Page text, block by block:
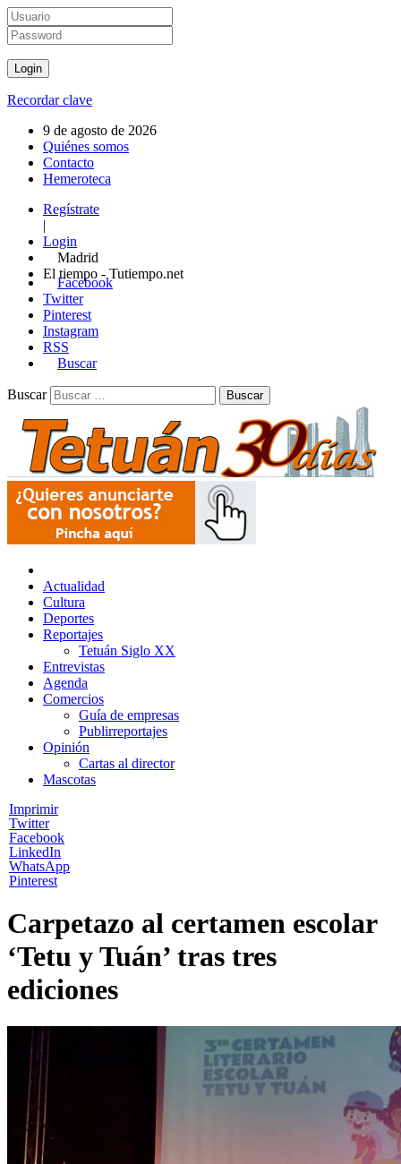
Recordar clave
9 de agosto de 2026
Quiénes somos
Contacto
Hemeroteca
Regístrate
|
Login
Madrid
El tiempo - Tutiempo.net
Facebook
Twitter
Pinterest
Instagram
RSS
Buscar
Buscar
Actualidad
Cultura
Deportes
Reportajes
Tetuán Siglo XX
Entrevistas
Agenda
Comercios
Guía de empresas
Publirreportajes
Opinión
Cartas al director
Mascotas
Imprimir
Twitter
Facebook
LinkedIn
WhatsApp
Pinterest
Carpetazo al certamen escolar
‘Tetu y Tuán’ tras tres
ediciones